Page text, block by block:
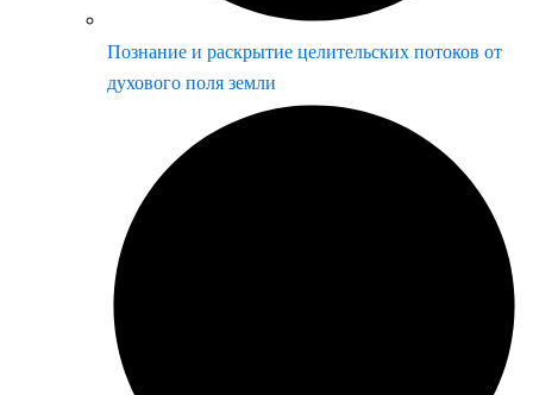
Познание и раскрытие целительских потоков от
духового поля земли